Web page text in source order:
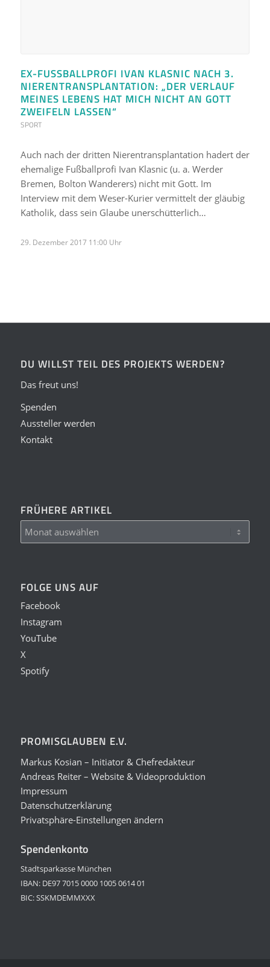
EX-FUSSBALLPROFI IVAN KLASNIC NACH 3. N
IERENTRANSPLANTATION: „DER VERLAUF M
EINES LEBENS HAT MICH NICHT AN GOTT Z
WEIFELN LASSEN“
SPORT
Auch nach der dritten Nierentransplantation hadert der
ehemalige Fußballprofi Ivan Klasnic (u. a. Werder
Bremen, Bolton Wanderers) nicht mit Gott. Im
Interview mit dem Weser-Kurier vermittelt der gläubig
Katholik, dass sein Glaube unerschütterlich…
29. Dezember 2017 11:00 Uhr
DU WILLST TEIL DES PROJEKTS WERDEN?
Das freut uns!
Spenden
Aussteller werden
Kontakt
FRÜHERE ARTIKEL
FOLGE UNS AUF
Facebook
Instagram
YouTube
X
Spotify
PROMISGLAUBEN E.V.
Markus Kosian – Initiator & Chefredakteur
Andreas Reiter – Website & Videoproduktion
Impressum
Datenschutzerklärung
Privatsphäre-Einstellungen ändern
Spendenkonto
Stadtsparkasse München
IBAN: DE97 7015 0000 1005 0614 01
BIC: SSKMDEMMXXX